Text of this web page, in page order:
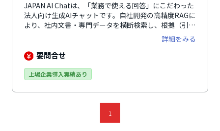
JAPAN AI Chatは、「業務で使える回答」にこだわった
法人向け生成AIチャットです。自社開発の高精度RAGに
より、社内文書・専門データを横断検索し、根拠（引用
元・原文リンク）付きで回答を生成。GPT-5.5 /
Gemini 3.1 Pro / Claude Opus 4.8 等の最新マルチLLM
をワンクリックで切り替え可能です。累計2,200社以上
で幅広く導入。資料作成時間を大幅短縮（4〜5 時間
Google ドライブ・Salesforce・kintone等20以上の外
部ツールと連携。ISMS認証（ISO 27001 / ISO
27017）・プライバシーマーク取得済みで、上場企業水
準のセキュリティを提供します。
詳細をみる
要問合せ
上場企業導入実績あり
1